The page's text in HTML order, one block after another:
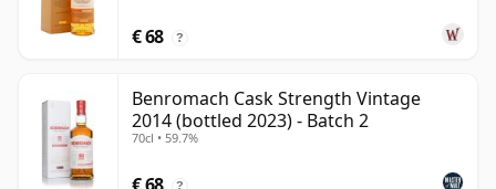
€ 68 ?
Benromach Cask Strength Vintage
2014 (bottled 2023) - Batch 2
70cl • 59.7%
?